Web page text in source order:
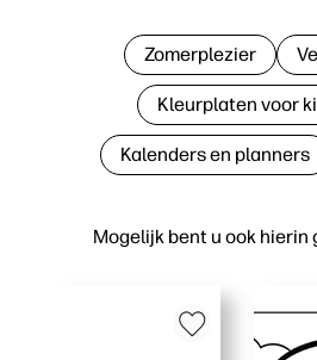
Mogelijk bent u ook hierin
Zomerplezier
Kleurplaten voor
Kalenders en planners